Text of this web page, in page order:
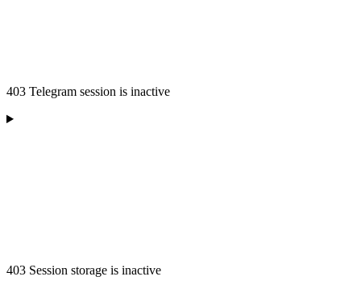
403 Telegram session is inactive
403 Session storage is inactive